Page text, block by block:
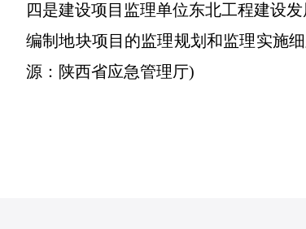
四是建设项目监理单位东北工程建设
编制地块项目的监理规划和监理实施
源：陕西省应急管理厅)